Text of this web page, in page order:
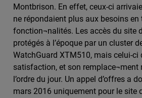
Montbrison. En effet, ceux-ci
ne répondaient plus aux besoins en
fonction¬nalités. Les accès du site
protégés à l’époque par un cluster
WatchGuard XTM510, mais celui-ci
satisfaction, et son remplace¬ment
l’ordre du jour. Un appel d’offres a
mars 2016 uniquement pour le site